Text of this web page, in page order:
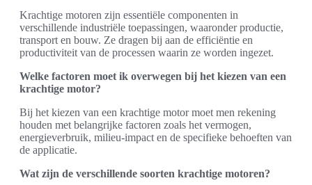
Krachtige motoren zijn essentiële componenten in
verschillende industriële toepassingen, waaronder productie,
transport en bouw. Ze dragen bij aan de efficiëntie en
productiviteit van de processen waarin ze worden ingezet.
Welke factoren moet ik overwegen bij het kiezen van een
krachtige motor?
Bij het kiezen van een krachtige motor moet men rekening
houden met belangrijke factoren zoals het vermogen,
energieverbruik, milieu-impact en de specifieke behoeften van
de applicatie.
Wat zijn de verschillende soorten krachtige motoren?